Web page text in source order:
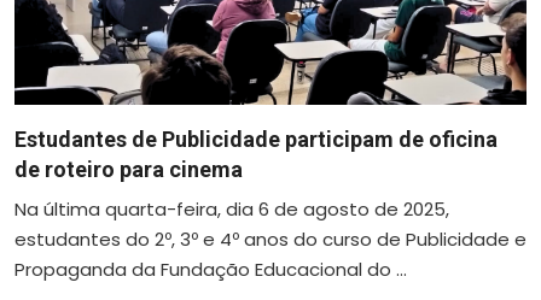
Estudantes de Publicidade participam de oficina
de roteiro para cinema
Na última quarta-feira, dia 6 de agosto de 2025,
estudantes do 2º, 3º e 4º anos do curso de Publicidade e
Propaganda da Fundação Educacional do ...